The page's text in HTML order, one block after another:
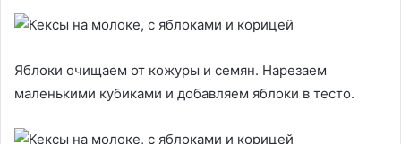
Яблоки очищаем от кожуры и семян. Нарезаем
маленькими кубиками и добавляем яблоки в тесто.